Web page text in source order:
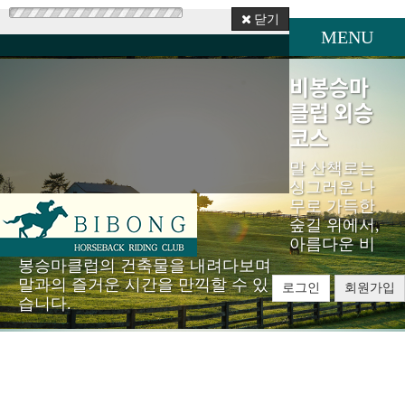
닫기
로그인 회원가입
MENU
비봉승마
클럽 외승
코스
말 산책로는
싱그러운 나
무로 가득한
숲길 위에서,
아름다운 비
봉승마클럽의 건축물을 내려다보며
말과의 즐거운 시간을 만끽할 수 있
습니다.